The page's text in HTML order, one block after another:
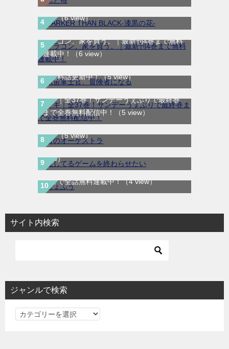
結！マンガUP!で最終巻まで全巻無料配信
中！（6 view）
ドラゴン、家を買う。｜最新刊4巻まで無料
連載中！
（6 view）
航宙軍士官、冒険者になる｜最新刊第6巻！
第5巻まで無料で読めるマンガアプリ！※順
次無料話更新中！（5 view）
マギ｜全37巻！サンデーうぇぶりで最終巻
まで全巻無料配信中！
（5 view）
青のオーケストラ｜マンガワンで全話無料連
載中（5 view）
愛してるゲームを終わらせたい｜サンデーう
ぇぶりで最新話まで全話無料連載中（4
view）
じょふう｜最新刊第1巻！マンガParkで最新
話まで全話無料連載中！（4 view）
サイト内検索
ジャンルで検索
ジ